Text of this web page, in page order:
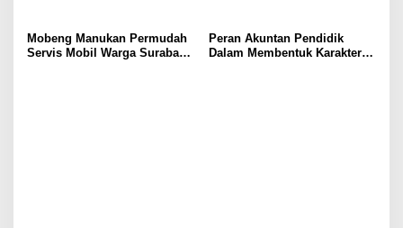
Mobeng Manukan Permudah
Servis Mobil Warga Surabaya
Peran Akuntan Pendidik
Dalam Membentuk Karakter